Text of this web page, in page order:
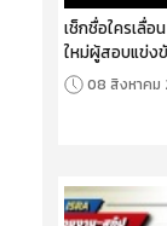
เช็กชื่อใครเลื่
ใหม่ผู้สอบแข่ง
08 สิงหาคม